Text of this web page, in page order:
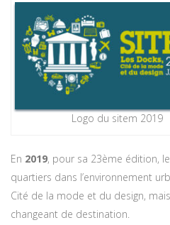
Logo du sitem 2019
En 2019, pour sa 23ème édition,
quartiers dans l’environnement
Cité de la mode et du design,
changeant de destination.